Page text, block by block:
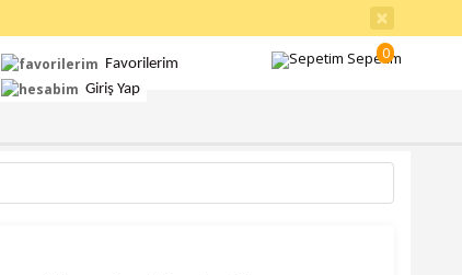
×
İletişim
0
Sepetim
Favorilerim
Giriş Yap